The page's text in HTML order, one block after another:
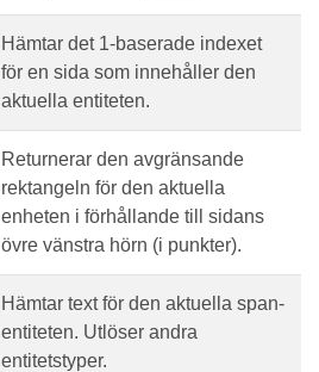
Hämtar det 1-baserade indexet
för en sida som innehåller den
aktuella entiteten.
Returnerar den avgränsande
rektangeln för den aktuella
enheten i förhållande till sidans
övre vänstra hörn (i punkter).
Hämtar text för den aktuella span-
entiteten. Utlöser andra
entitetstyper.